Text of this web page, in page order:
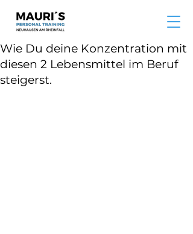
Wie Du deine Konzentration mit
diesen 2 Lebensmittel im Beruf
steigerst.